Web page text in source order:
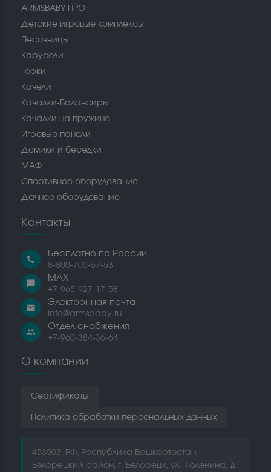
ARMSBABY ПРО
Детские игровые комплексы
Песочницы
Карусели
Горки
Качели
Качалки-Балансиры
Качалки на пружине
Игровые панели
Домики и беседки
МАФ
Спортивное оборудование
Дачное оборудование
Контакты
call
Бесплатно по России
8-800-700-67-53
chat_bubble
MAX
+7-965-927-17-58
email
Электронная почта
info@armsbaby.ru
people
Отдел снабжения
+7-960-384-36-64
О компании
Сертификаты
Политика обработки персональных данных
453503, РФ, Республика Башкортостан,
Белорецкий район, г. Белорецк, ул. Тюленина, д.